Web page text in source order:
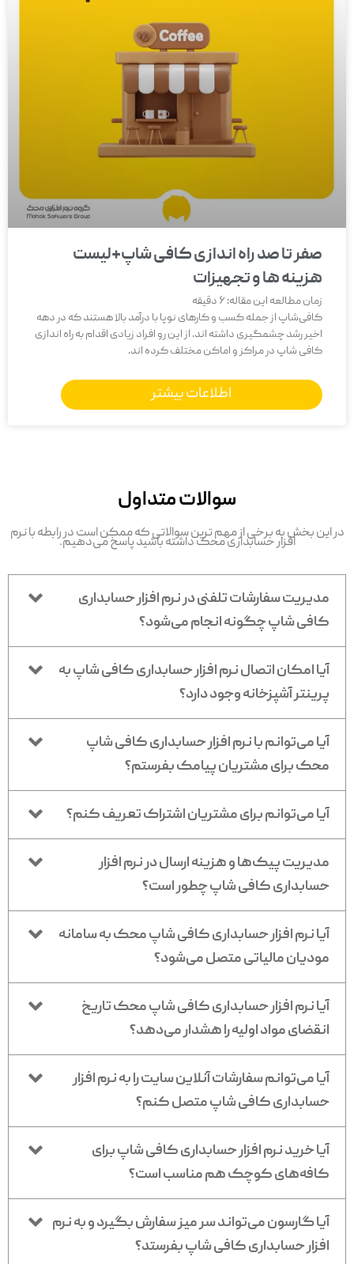
صفر تا صد راه اندازی کافی شاپ+لیست
هزینه ها و تجهیزات
زمان مطالعه این مقاله:6 دقیقه
کافی‌شاپ از جمله کسب و کارهای نوپا با درآمد بالا هستند که در دهه
اخیر رشد چشمگیری داشته اند. از این رو افراد زیادی اقدام به راه اندازی
کافی شاپ در مراکز و اماکن مختلف کرده اند.
اطلاعات بیشتر
سوالات متداول
در این بخش به برخی از مهم ترین سوالاتی که ممکن است در رابطه با نرم
افزار حسابداری محک داشته باشید پاسخ می‌دهیم.
مدیریت سفارشات تلفنی در نرم افزار حسابداری
کافی شاپ چگونه انجام می‌شود؟
آیا امکان اتصال نرم افزار حسابداری کافی شاپ به
پرینتر آشپزخانه وجود دارد؟
آیا می‌توانم با نرم افزار حسابداری کافی شاپ
محک برای مشتریان پیامک بفرستم؟
آیا می‌توانم برای مشتریان اشتراک تعریف کنم؟
مدیریت پیک‌ها و هزینه ارسال در نرم افزار
حسابداری کافی شاپ چطور است؟
آیا نرم افزار حسابداری کافی شاپ محک به سامانه
مودیان مالیاتی متصل می‌شود؟
آیا نرم افزار حسابداری کافی شاپ محک تاریخ
انقضای مواد اولیه را هشدار می‌دهد؟
آیا می‌توانم سفارشات آنلاین سایت را به نرم افزار
حسابداری کافی شاپ متصل کنم؟
آیا خرید نرم افزار حسابداری کافی شاپ برای
کافه‌های کوچک هم مناسب است؟
آیا گارسون می‌تواند سر میز سفارش بگیرد و به نرم
افزار حسابداری کافی شاپ بفرستد؟